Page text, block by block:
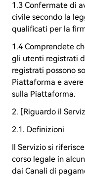
1.3 Confermate di
civile secondo la
qualificati per la
1.4 Comprendete
gli utenti registrati
registrati possono
Piattaforma e
sulla Piattaforma.
2. [Riguardo il
2.1. Definizioni
Il Servizio si
corso legale in
dai Canali di